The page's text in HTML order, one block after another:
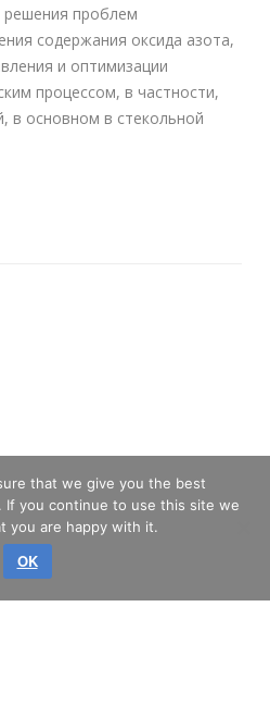
решения проблем
содержания оксида азота,
и оптимизации
процессом, в частности,
в основном в стекольной
SERVICE, a.s.
that we give you the best
you continue to use this site we
you are happy with it.
OK